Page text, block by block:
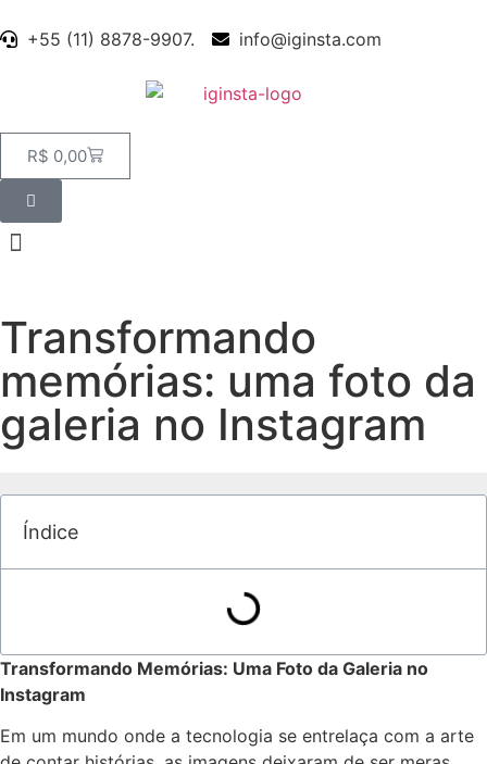
+55 (11) 8878-9907. info@iginsta.com
R$ 0,00
Transformando
memórias: uma foto da
galeria no Instagram
Índice
Transformando Memórias: Uma Foto da Galeria no
Instagram
Em ​um‌ mundo onde ⁤a​ tecnologia se entrelaça⁤ com a arte